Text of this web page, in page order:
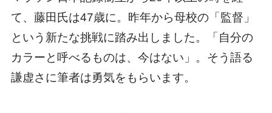
て、藤田氏は47歳に。昨年から母校の「監督」
という新たな挑戦に踏み出しました。「自分の
カラーと呼べるものは、今はない」。そう語る
謙虚さに筆者は勇気をもらいます。